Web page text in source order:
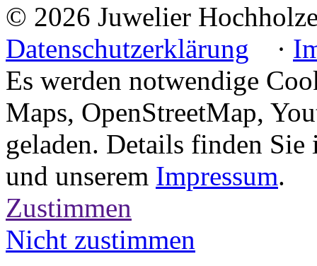
© 2026 Juwelier
Datenschutzerklärung ·
Es werden notwendige
Maps, OpenStreetMap,
geladen. Details finden
und unserem Impressum.
Zustimmen
Nicht zustimmen